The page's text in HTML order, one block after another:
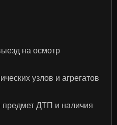
на осмотр
узлов и агрегатов
предмет ДТП и наличия